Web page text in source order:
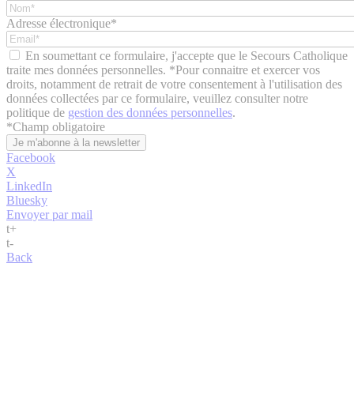
Adresse électronique*
En soumettant ce formulaire, j'accepte que le Secours Catholique
traite mes données personnelles. *Pour connaitre et exercer vos
droits, notamment de retrait de votre consentement à l'utilisation des
données collectées par ce formulaire, veuillez consulter notre
politique de gestion des données personnelles.
*Champ obligatoire
Facebook
X
LinkedIn
Bluesky
Envoyer par mail
t+
t-
Back